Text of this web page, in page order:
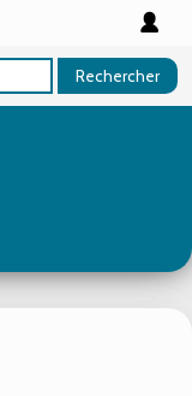
Rechercher